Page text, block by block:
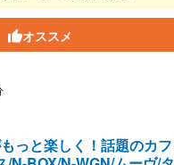
オススメ
っと楽しく！話題のカ